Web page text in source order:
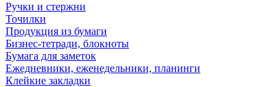
Ручки и стержни
Точилки
Продукция из бумаги
Бизнес-тетради, блокноты
Бумага для заметок
Ежедневники, еженедельники, планинги
Клейкие закладки